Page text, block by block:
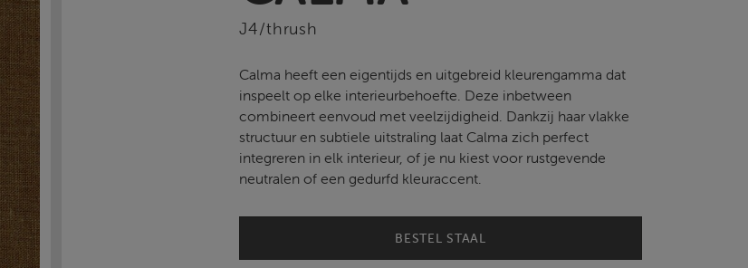
J4/thrush
Calma heeft een eigentijds en uitgebreid kleurengamma dat
inspeelt op elke interieurbehoefte. Deze inbetween
combineert eenvoud met veelzijdigheid. Dankzij haar vlakke
structuur en subtiele uitstraling laat Calma zich perfect
integreren in elk interieur, of je nu kiest voor rustgevende
neutralen of een gedurfd kleuraccent.
BESTEL STAAL